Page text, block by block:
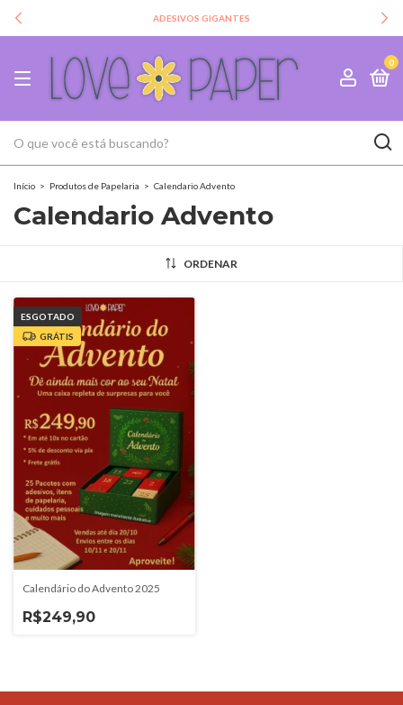
ADESIVOS GIGANTES
0
Início > Produtos de Papelaria > Calendario Advento
Calendario Advento
ORDENAR
ESGOTADO
GRÁTIS
Calendário do Advento 2025
R$249,90